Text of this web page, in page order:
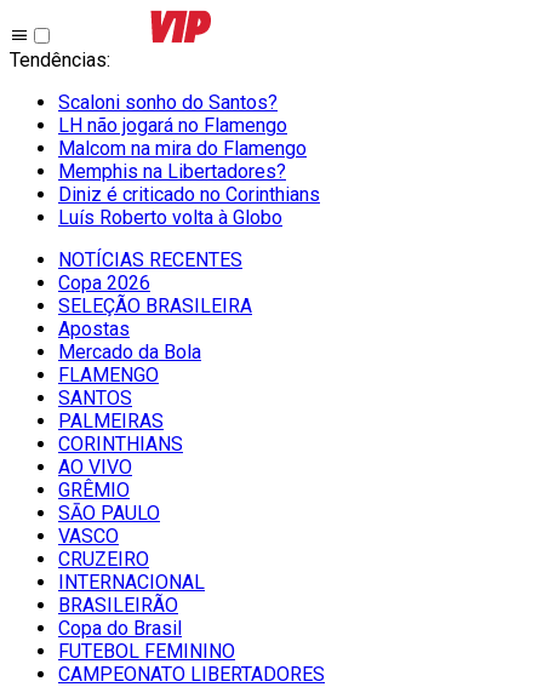
Tendências:
Scaloni sonho do Santos?
LH não jogará no Flamengo
Malcom na mira do Flamengo
Memphis na Libertadores?
Diniz é criticado no Corinthians
Luís Roberto volta à Globo
NOTÍCIAS RECENTES
Copa 2026
SELEÇÃO BRASILEIRA
Apostas
Mercado da Bola
FLAMENGO
SANTOS
PALMEIRAS
CORINTHIANS
AO VIVO
GRÊMIO
SĀO PAULO
VASCO
CRUZEIRO
INTERNACIONAL
BRASILEIRÃO
Copa do Brasil
FUTEBOL FEMININO
CAMPEONATO LIBERTADORES